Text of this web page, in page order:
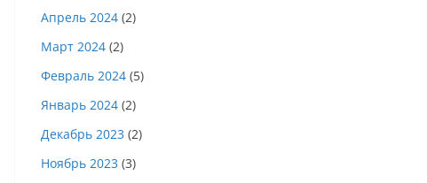
Апрель 2024 (2)
Март 2024 (2)
Февраль 2024 (5)
Январь 2024 (2)
Декабрь 2023 (2)
Ноябрь 2023 (3)